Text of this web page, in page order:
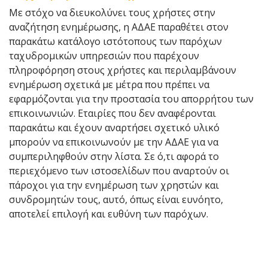
Με στόχο να διευκολύνει τους χρήστες στην
αναζήτηση ενημέρωσης, η ΑΔΑΕ παραθέτει στον
παρακάτω κατάλογο ιστότοπους των παρόχων
ταχυδρομικών υπηρεσιών που παρέχουν
πληροφόρηση στους χρήστες και περιλαμβάνουν
ενημέρωση σχετικά με μέτρα που πρέπει να
εφαρμόζονται για την προστασία του απορρήτου των
επικοινωνιών. Εταιρίες που δεν αναφέρονται
παρακάτω και έχουν αναρτήσει σχετικό υλικό
μπορούν να επικοινωνούν με την ΑΔΑΕ για να
συμπεριληφθούν στην λίστα. Σε ό,τι αφορά το
περιεχόμενο των ιστοσελίδων που αναρτούν οι
πάροχοι για την ενημέρωση των χρηστών και
συνδρομητών τους, αυτό, όπως είναι ευνόητο,
αποτελεί επιλογή και ευθύνη των παρόχων.